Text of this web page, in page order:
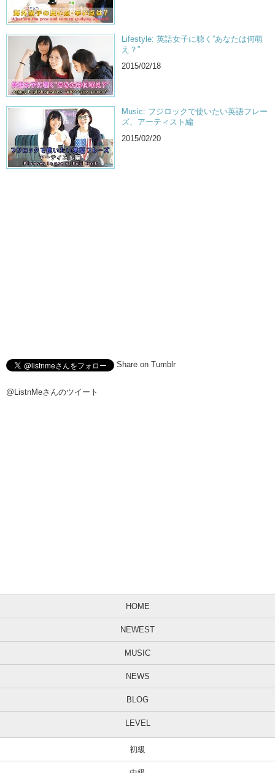
Lifestyle: 英語女子に聴く”あなたは何萌
え？”
2015/02/18
Music: フジロックで使いたい英語フレー
ズ、アーティスト編
2015/02/20
Share on Tumblr
@ListnMeさんのツイート
HOME
NEWEST
MUSIC
NEWS
BLOG
LEVEL
初級